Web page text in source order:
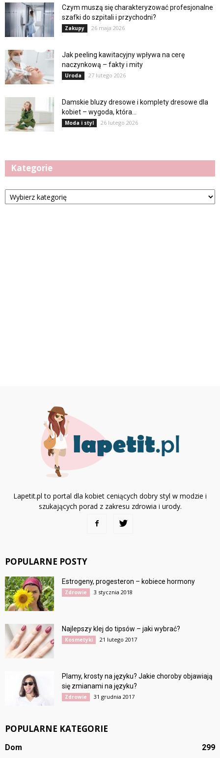
Czym muszą się charakteryzować profesjonalne
szafki do szpitali i przychodni?
Zakupy 26 maja 2026
Jak peeling kawitacyjny wpływa na cerę
naczynkową – fakty i mity
Uroda 27 lutego 2026
Damskie bluzy dresowe i komplety dresowe dla
kobiet – wygoda, która...
Moda i styl 26 lutego 2026
Kategorie
Kategorie
Lapetit.pl to portal dla kobiet ceniących dobry styl w modzie i
szukających porad z zakresu zdrowia i urody.
POPULARNE POSTY
Estrogeny, progesteron – kobiece hormony
Zdrowie 3 stycznia 2018
Najlepszy klej do tipsów – jaki wybrać?
Kosmetyki 21 lutego 2017
Plamy, krosty na języku? Jakie choroby objawiają
się zmianami na języku?
Zdrowie 31 grudnia 2017
POPULARNE KATEGORIE
Dom
299